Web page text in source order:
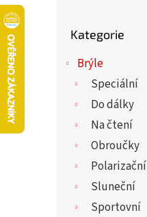
kategorie
Kategorie
Brýle
Speciální
Do dálky
Na čtení
Obroučky
Polarizační
Sluneční
Sportovní